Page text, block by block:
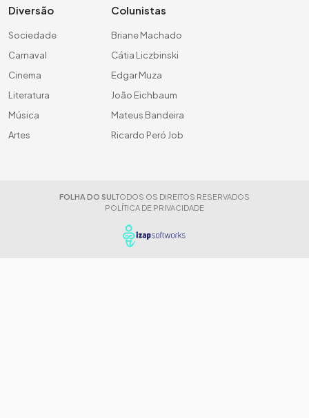
Diversão
Sociedade
Carnaval
Cinema
Literatura
Música
Artes
Colunistas
Briane Machado
Cátia Liczbinski
Edgar Muza
João Eichbaum
Mateus Bandeira
Ricardo Peró Job
FOLHA DO SUL TODOS OS DIREITOS RESERVADOS
POLÍTICA DE PRIVACIDADE